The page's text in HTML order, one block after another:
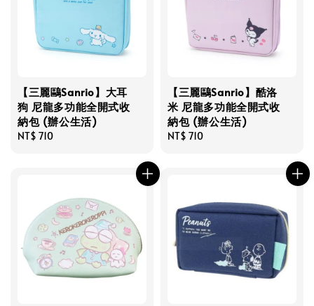
【三麗鷗Sanrio】大耳
狗 尼龍多功能全開式收
納包 (辦公生活)
Regular
NT$ 710
【三麗鷗Sanrio】酷洛
米 尼龍多功能全開式收
納包 (辦公生活)
Regular
NT$ 710